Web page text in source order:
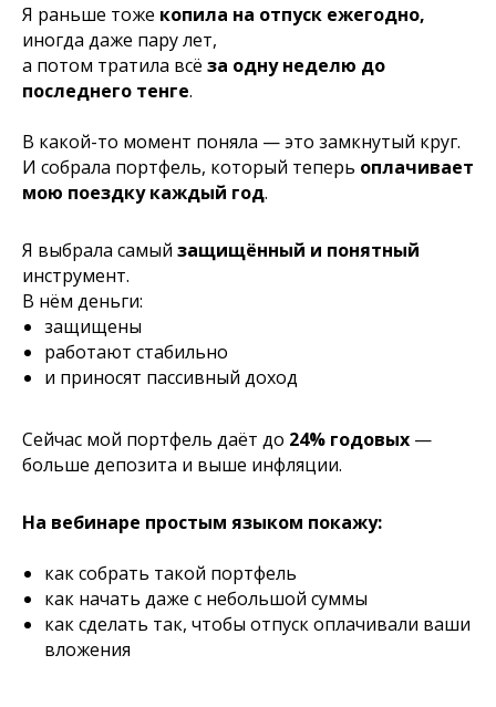
Я раньше тоже копила на отпуск ежегодно,
иногда даже пару лет,
а потом тратила всё за одну неделю до
последнего тенге.
В какой-то момент поняла — это замкнутый круг.
И собрала портфель, который теперь оплачивает
мою поездку каждый год.
Я выбрала самый защищённый и понятный
инструмент.
В нём деньги:
защищены
работают стабильно
и приносят пассивный доход
Сейчас мой портфель даёт до 24% годовых —
больше депозита и выше инфляции.
На вебинаре простым языком покажу:
как собрать такой портфель
как начать даже с небольшой суммы
как сделать так, чтобы отпуск оплачивали ваши
вложения